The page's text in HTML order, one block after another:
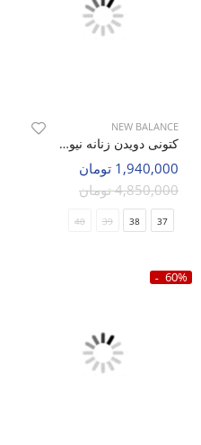
NEW BALANCE
کتونی دویدن زنانه نیو بالانس Neo NB W
1,940,000 تومان
4,850,000 تومان
37
38
39
40
60%